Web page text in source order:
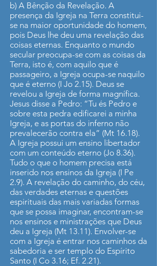
b) A Bênção da Revelação. A
presença da Igreja na Terra constitui-
se na maior oportunidade do homem,
pois Deus lhe deu uma revelação das
coisas eternas. Enquanto o mundo
secular preocupa-se com as coisas da
Terra, isto é, com aquilo que é
passageiro, a Igreja ocupa-se naquilo
que é eterno (I Jo 2.15). Deus se
revelou a Igreja de forma magnífica.
Jesus disse a Pedro: “Tu és Pedro e
sobre esta pedra edificarei a minha
Igreja, e as portas do inferno não
prevalecerão contra ela” (Mt 16.18).
A Igreja possui um ensino libertador
com um conteúdo eterno (Jo 8.36).
Tudo o que o homem precisa está
inserido nos ensinos da Igreja (I Pe
2.9). A revelação do caminho, do céu,
das verdades eternas e questões
espirituais das mais variadas formas
que se possa imaginar, encontram-se
nos ensinos e ministrações que Deus
deu a Igreja (Mt 13.11). Envolver-se
com a Igreja é entrar nos caminhos da
sabedoria e ser templo do Espírito
Santo (I Co 3.16; Ef. 2.21).